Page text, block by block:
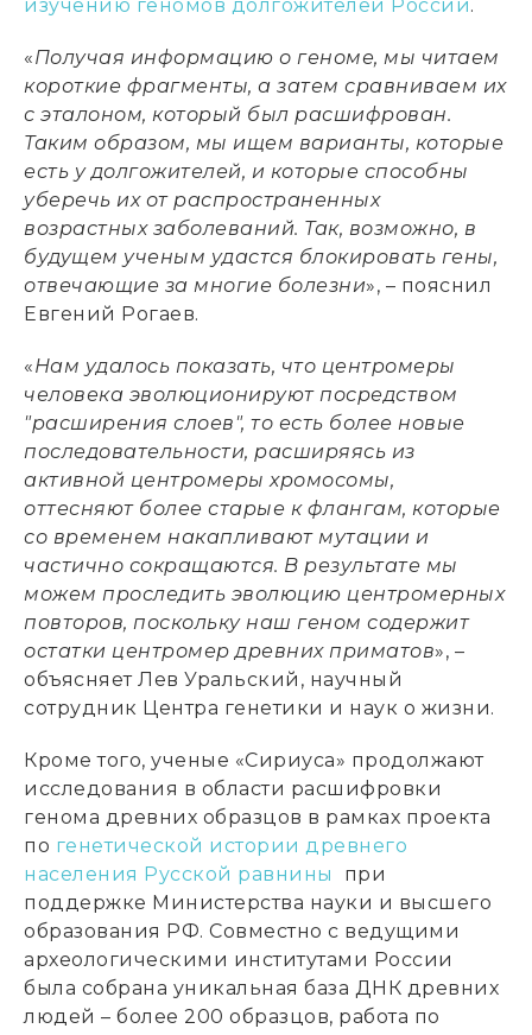
изучению геномов долгожителей России.
«Получая информацию о геноме, мы читаем
короткие фрагменты, а затем сравниваем их
с эталоном, который был расшифрован.
Таким образом, мы ищем варианты, которые
есть у долгожителей, и которые способны
уберечь их от распространенных
возрастных заболеваний. Так, возможно, в
будущем ученым удастся блокировать гены,
отвечающие за многие болезни», – пояснил
Евгений Рогаев.
«Нам удалось показать, что центромеры
человека эволюционируют посредством
"расширения слоев", то есть более новые
последовательности, расширяясь из
активной центромеры хромосомы,
оттесняют более старые к флангам, которые
со временем накапливают мутации и
частично сокращаются. В результате мы
можем проследить эволюцию центромерных
повторов, поскольку наш геном содержит
остатки центромер древних приматов», –
объясняет Лев Уральский, научный
сотрудник Центра генетики и наук о жизни.
Кроме того, ученые «Сириуса» продолжают
исследования в области расшифровки
генома древних образцов в рамках проекта
по генетической истории древнего
населения Русской равнины
при
поддержке Министерства науки и высшего
образования РФ. Совместно с ведущими
археологическими институтами России
была собрана уникальная база ДНК древних
людей – более 200 образцов, работа по